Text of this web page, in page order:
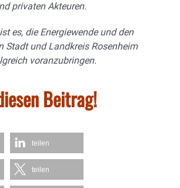
privaten Akteuren.
es, die Energiewende und den
Stadt und Landkreis Rosenheim
voranzubringen.
Beitrag!
teilen
teilen